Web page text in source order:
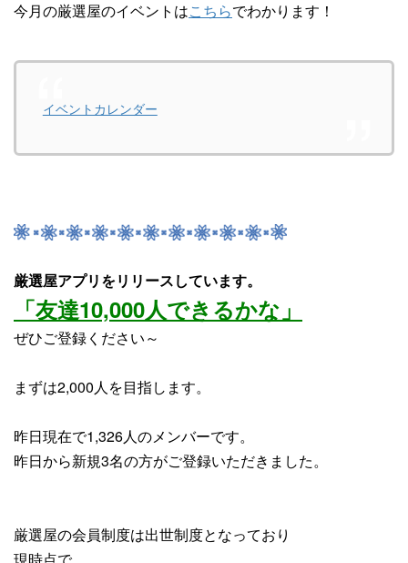
今月の厳選屋のイベントはこちらでわかります！
イベントカレンダー
厳選屋アプリをリリースしています。
「友達10,000人できるかな」
ぜひご登録ください～
まずは2,000人を目指します。
昨日現在で1,326人のメンバーです。
昨日から新規3名の方がご登録いただきました。
厳選屋の会員制度は出世制度となっており
現時点で